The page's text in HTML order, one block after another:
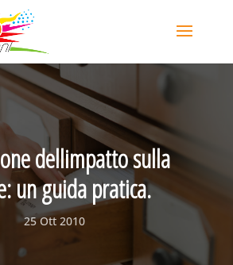
dellimpatto sulla
un guida pratica.
25 Ott 2010